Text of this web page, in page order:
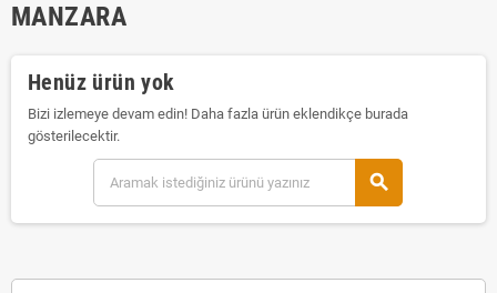
MANZARA
Henüz ürün yok
Bizi izlemeye devam edin! Daha fazla ürün eklendikçe burada
gösterilecektir.
search